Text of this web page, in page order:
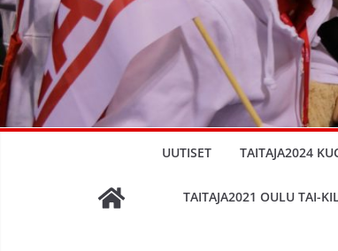
UUTISET TAITAJA2024
TAITAJA2021 OULU TAI-